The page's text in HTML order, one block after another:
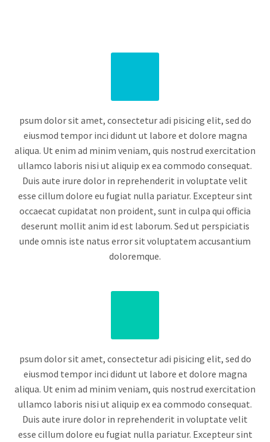
psum dolor sit amet, consectetur adi pisicing elit, sed do
eiusmod tempor inci didunt ut labore et dolore magna
aliqua. Ut enim ad minim veniam, quis nostrud exercitation
ullamco laboris nisi ut aliquip ex ea commodo consequat.
Duis aute irure dolor in reprehenderit in voluptate velit
esse cillum dolore eu fugiat nulla pariatur. Excepteur sint
occaecat cupidatat non proident, sunt in culpa qui officia
deserunt mollit anim id est laborum. Sed ut perspiciatis
unde omnis iste natus error sit voluptatem accusantium
doloremque.
psum dolor sit amet, consectetur adi pisicing elit, sed do
eiusmod tempor inci didunt ut labore et dolore magna
aliqua. Ut enim ad minim veniam, quis nostrud exercitation
ullamco laboris nisi ut aliquip ex ea commodo consequat.
Duis aute irure dolor in reprehenderit in voluptate velit
esse cillum dolore eu fugiat nulla pariatur. Excepteur sint